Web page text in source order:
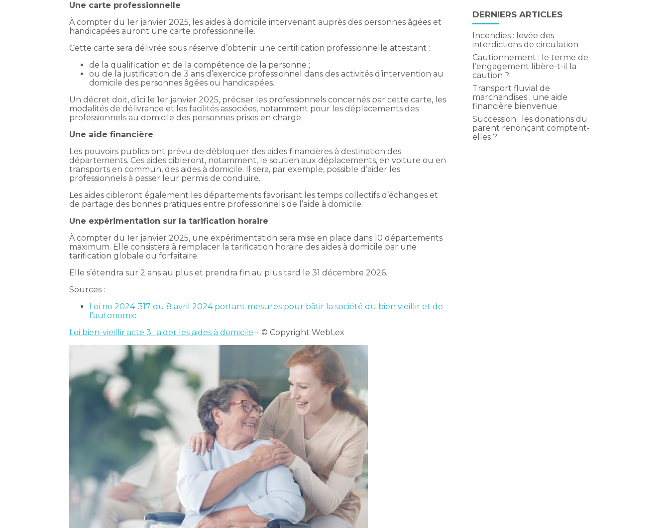
Une carte professionnelle
À compter du 1er janvier 2025, les aides à domicile intervenant auprès des personnes âgées et
handicapées auront une carte professionnelle.
Cette carte sera délivrée sous réserve d’obtenir une certification professionnelle attestant :
de la qualification et de la compétence de la personne ;
ou de la justification de 3 ans d’exercice professionnel dans des activités d’intervention au
domicile des personnes âgées ou handicapées.
Un décret doit, d’ici le 1er janvier 2025, préciser les professionnels concernés par cette carte, les
modalités de délivrance et les facilités associées, notamment pour les déplacements des
professionnels au domicile des personnes prises en charge.
Une aide financière
Les pouvoirs publics ont prévu de débloquer des aides financières à destination des
départements. Ces aides cibleront, notamment, le soutien aux déplacements, en voiture ou en
transports en commun, des aides à domicile. Il sera, par exemple, possible d’aider les
professionnels à passer leur permis de conduire.
Les aides cibleront également les départements favorisant les temps collectifs d’échanges et
de partage des bonnes pratiques entre professionnels de l’aide à domicile.
Une expérimentation sur la tarification horaire
À compter du 1er janvier 2025, une expérimentation sera mise en place dans 10 départements
maximum. Elle consistera à remplacer la tarification horaire des aides à domicile par une
tarification globale ou forfaitaire.
Elle s’étendra sur 2 ans au plus et prendra fin au plus tard le 31 décembre 2026.
Sources :
Loi no 2024-317 du 8 avril 2024 portant mesures pour bâtir la société du bien vieillir et de
l’autonomie
Loi bien-vieillir acte 3 : aider les aides à domicile – © Copyright WebLex
DERNIERS ARTICLES
Incendies : levée des
interdictions de circulation
Cautionnement : le terme de
l’engagement libère-t-il la
caution ?
Transport fluvial de
marchandises : une aide
financière bienvenue
Succession : les donations du
parent renonçant comptent-
elles ?